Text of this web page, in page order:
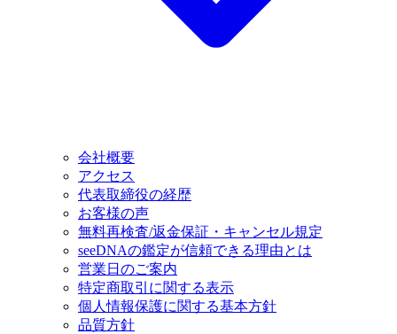
会社概要
アクセス
代表取締役の経歴
お客様の声
無料再検査/返金保証・キャンセル規定
seeDNAの鑑定が信頼できる理由とは
営業日のご案内
特定商取引に関する表示
個人情報保護に関する基本方針
品質方針